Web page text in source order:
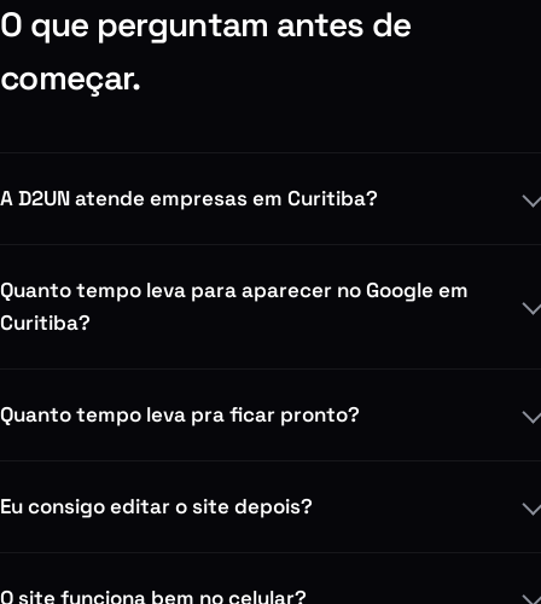
O que perguntam antes de
começar.
A D2UN atende empresas em Curitiba?
Quanto tempo leva para aparecer no Google em
Curitiba?
Quanto tempo leva pra ficar pronto?
Eu consigo editar o site depois?
O site funciona bem no celular?